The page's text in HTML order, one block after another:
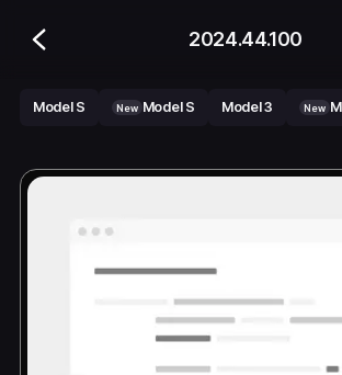
2024.44.100
Model S New Model S Model 3 New